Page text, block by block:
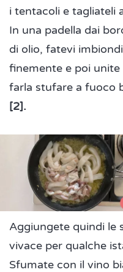
i tentacoli e tagliateli
In una padella dai
di olio, fatevi
finemente e poi
farla stufare a fuoco
[2].
Aggiungete quindi le
vivace per qualche
Sfumate con il vino